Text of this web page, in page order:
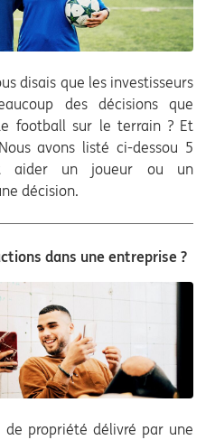
disais que les investisseurs
des décisions que
football sur le terrain ? Et
avons listé ci-dessou 5
aider un joueur ou un
décision.
dans une entreprise ?
propriété délivré par une